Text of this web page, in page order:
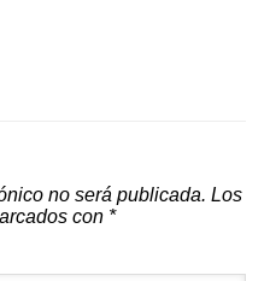
no será publicada. Los
con *